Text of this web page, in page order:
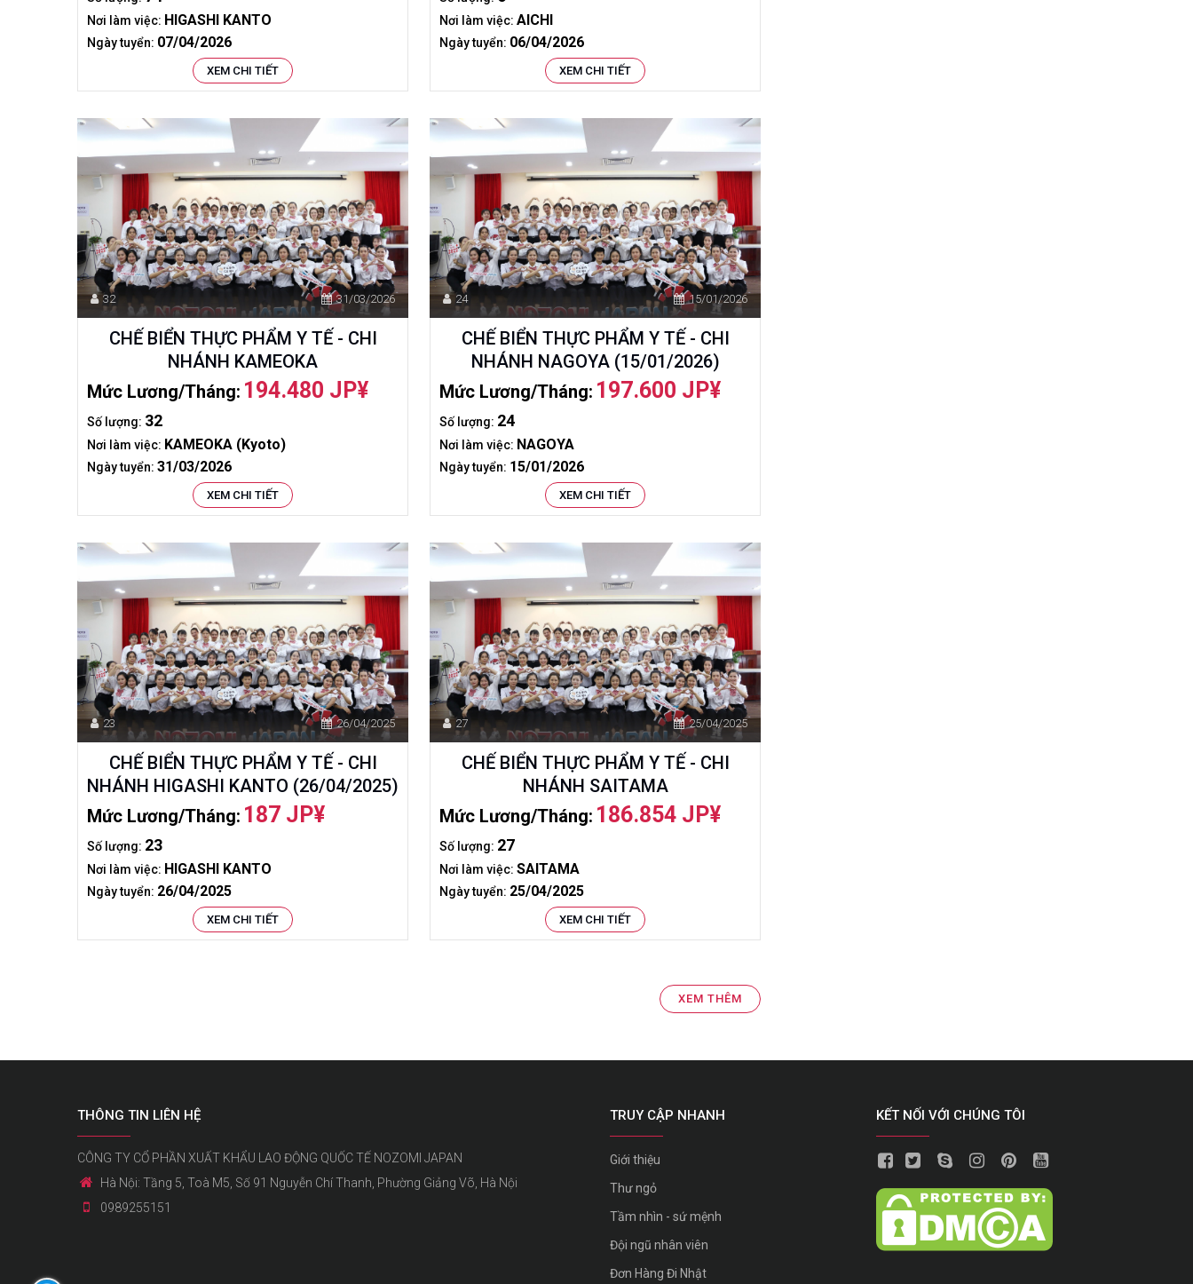
Nơi làm việc: HIGASHI KANTO
Ngày tuyển: 07/04/2026
XEM CHI TIẾT
Nơi làm việc: AICHI
Ngày tuyển: 06/04/2026
XEM CHI TIẾT
31/03/2026
32
CHẾ BIỂN THỰC PHẨM Y TẾ - CHI
NHÁNH KAMEOKA
Mức Lương/tháng: 194.480 JP¥
Số lượng: 32
Nơi làm việc: KAMEOKA (Kyoto)
Ngày tuyển: 31/03/2026
XEM CHI TIẾT
15/01/2026
24
CHẾ BIỂN THỰC PHẨM Y TẾ - CHI
NHÁNH NAGOYA (15/01/2026)
Mức Lương/tháng: 197.600 JP¥
Số lượng: 24
Nơi làm việc: NAGOYA
Ngày tuyển: 15/01/2026
XEM CHI TIẾT
26/04/2025
23
CHẾ BIỂN THỰC PHẨM Y TẾ - CHI
NHÁNH HIGASHI KANTO (26/04/2025)
Mức Lương/tháng: 187 JP¥
Số lượng: 23
Nơi làm việc: HIGASHI KANTO
Ngày tuyển: 26/04/2025
XEM CHI TIẾT
25/04/2025
27
CHẾ BIỂN THỰC PHẨM Y TẾ - CHI
NHÁNH SAITAMA
Mức Lương/tháng: 186.854 JP¥
Số lượng: 27
Nơi làm việc: SAITAMA
Ngày tuyển: 25/04/2025
XEM CHI TIẾT
XEM THÊM
THÔNG TIN LIÊN HỆ
CÔNG TY CỔ PHẦN XUẤT KHẨU LAO ĐỘNG QUỐC TẾ NOZOMI JAPAN
Hà Nội: Tầng 5, Toà M5, Số 91 Nguyễn Chí Thanh, Phường Giảng Võ, Hà Nội
0989255151
TRUY CẬP NHANH
Giới thiệu
Thư ngỏ
Tầm nhìn - sứ mệnh
Đội ngũ nhân viên
Đơn Hàng Đi Nhật
KẾT NỐI VỚI CHÚNG TÔI